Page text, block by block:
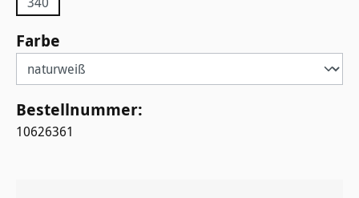
Farbe
Bestellnummer:
10626361